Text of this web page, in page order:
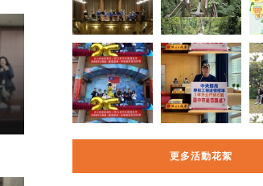
更多活動花絮